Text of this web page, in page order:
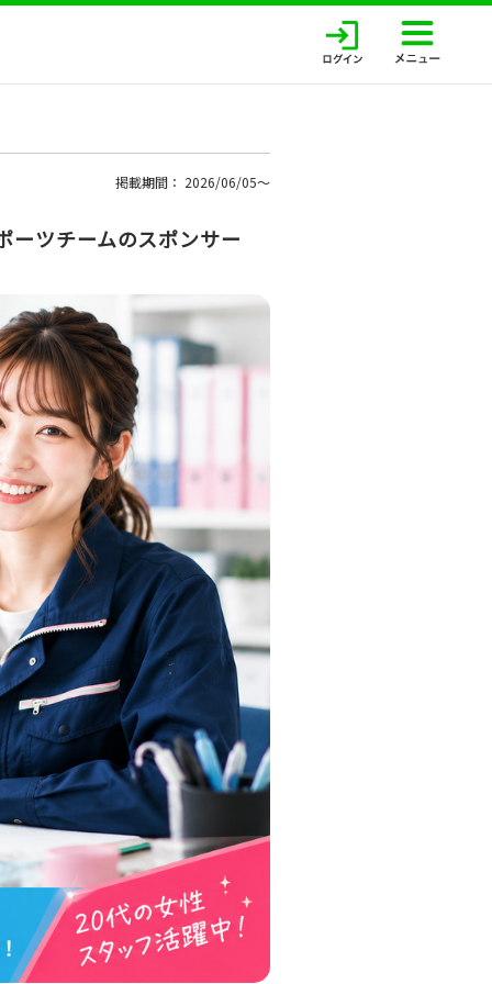
掲載期間： 2026/06/05〜
ツチームのスポンサー